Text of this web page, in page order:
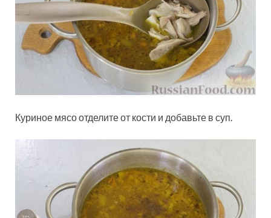
Куриное мясо отделите от кости и добавьте в суп.